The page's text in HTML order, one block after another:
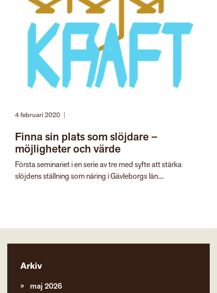
4 februari 2020 |
Finna sin plats som slöjdare –
möjligheter och värde
Första seminariet i en serie av tre med syfte att stärka
slöjdens ställning som näring i Gävleborgs län....
Arkiv
maj 2026